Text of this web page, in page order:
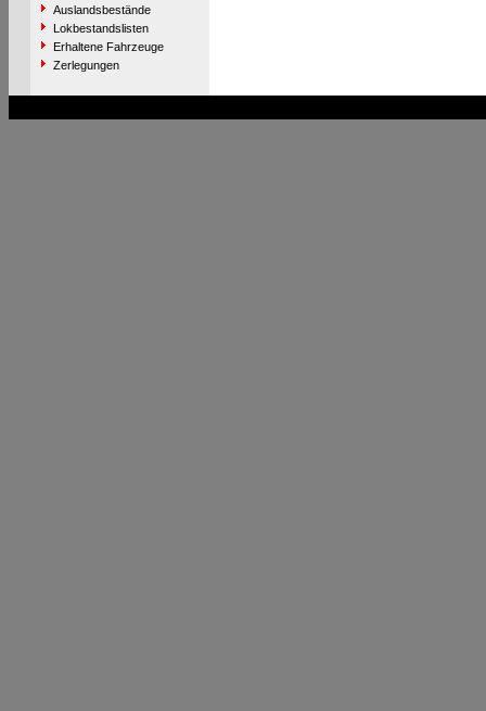
Auslandsbestände
Lokbestandslisten
Erhaltene Fahrzeuge
Zerlegungen